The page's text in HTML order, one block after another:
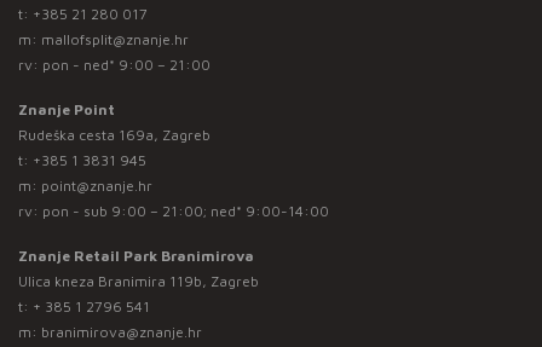
t: +385 21 280 017
m: mallofsplit@znanje.hr
rv: pon - ned* 9:00 – 21:00
Znanje Point
Rudeška cesta 169a, Zagreb
t: +385 1 3831 945
m: point@znanje.hr
rv: pon - sub 9:00 – 21:00; ned* 9:00-14:00
Znanje Retail Park Branimirova
Ulica kneza Branimira 119b, Zagreb
t: + 385 1 2796 541
m: branimirova@znanje.hr